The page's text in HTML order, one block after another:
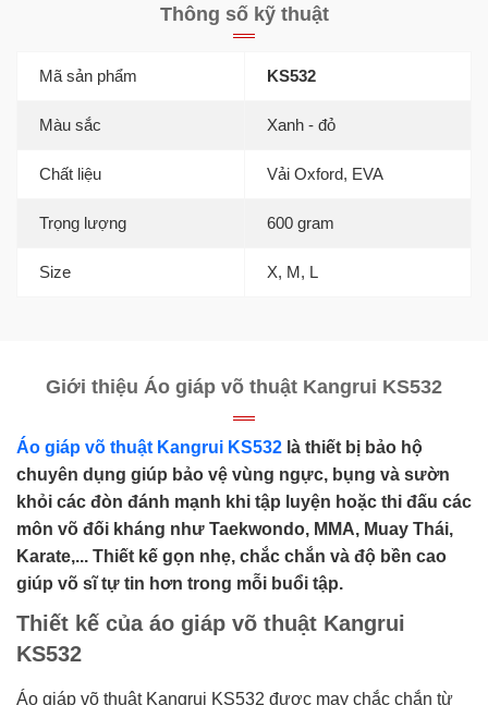
Thông số kỹ thuật
Mã sản phẩm KS532
Màu sắc Xanh - đỏ
Chất liệu Vải Oxford, EVA
Trọng lượng 600 gram
Size X, M, L
Giới thiệu Áo giáp võ thuật Kangrui KS532
Áo giáp võ thuật Kangrui KS532 là thiết bị bảo hộ
chuyên dụng giúp bảo vệ vùng ngực, bụng và sườn
khỏi các đòn đánh mạnh khi tập luyện hoặc thi đấu các
môn võ đối kháng như Taekwondo, MMA, Muay Thái,
Karate,... Thiết kế gọn nhẹ, chắc chắn và độ bền cao
giúp võ sĩ tự tin hơn trong mỗi buổi tập.
Thiết kế của áo giáp võ thuật Kangrui
KS532
Áo giáp võ thuật Kangrui KS532 được may chắc chắn từ